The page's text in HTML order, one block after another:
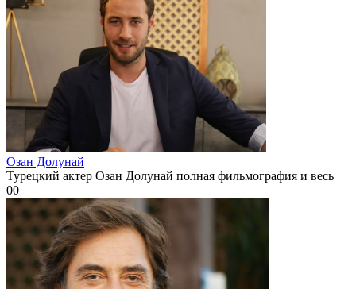
Озан Долунай
Турецкий актер Озан Долунай полная фильмография и весь
00